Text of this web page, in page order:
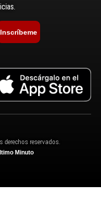
Inscríbeme
derechos reservados.
Minuto